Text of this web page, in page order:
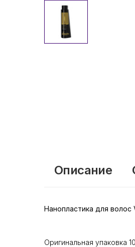
Описание
Нанопластика для волос
Оригинальная упаковка